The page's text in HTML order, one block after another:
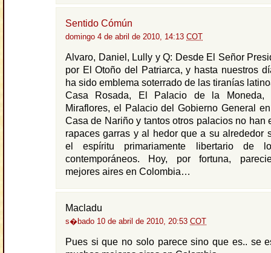
Sentido Cómún
domingo 4 de abril de 2010, 14:13 COT
Alvaro, Daniel, Lully y Q: Desde El Señor
por El Otoño del Patriarca, y hasta nuestros
ha sido emblema soterrado de las tiranías
Casa Rosada, El Palacio de la Moneda,
Miraflores, el Palacio del Gobierno General
Casa de Nariño y tantos otros palacios no han
rapaces garras y al hedor que a su alrededor
el espíritu primariamente libertario de
contemporáneos. Hoy, por fortuna,
mejores aires en Colombia…
Macladu
s�bado 10 de abril de 2010, 20:53 COT
Pues si que no solo parece sino que es.. se